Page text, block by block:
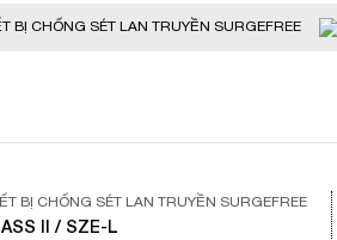
BỊ CHỐNG SÉT LAN TRUYỀN SURGEFREE
BỊ CHỐNG SÉT LAN TRUYỀN SURGEFREE
II / SZE-L